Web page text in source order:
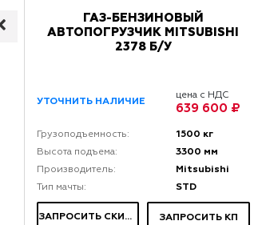
ГАЗ-БЕНЗИНОВЫЙ
АВТОПОГРУЗЧИК MITSUBISHI
2378 Б/У
УТОЧНИТЬ НАЛИЧИЕ
цена с НДС
639 600 ₽
Грузоподъемность: 1500 кг
Высота подъема: 3300 мм
Производитель: Mitsubishi
Тип мачты: STD
ЗАПРОСИТЬ СКИДКУ ЗАПРОСИТЬ КП